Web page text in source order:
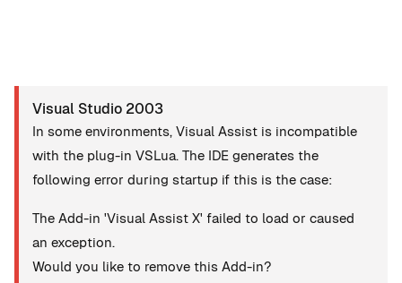
Visual Studio 2003
In some environments, Visual Assist is incompatible
with the plug-in VSLua. The IDE generates the
following error during startup if this is the case:
The Add-in 'Visual Assist X' failed to load or caused
an exception.
Would you like to remove this Add-in?